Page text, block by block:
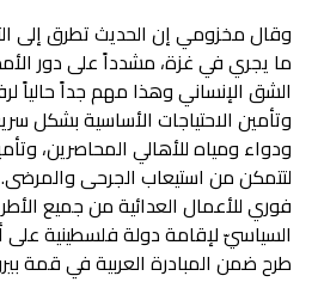
وقال مخزومي إن الحديث تطرق إلى
ما يجري في غزة، مشدداً على دور
الشق الإنساني وهذا مهم جداً حالياً
وتأمين الاحتياجات الأساسية بشكل
ودواء ومياه للأهالي المحاصرين،
لتتمكن من استيعاب الجرحى
فوري للأعمال العدائية من جميع
السياسيّ لإقامة دولة فلسطينية
طرح ضمن المبادرة العربية في قمة بيروت